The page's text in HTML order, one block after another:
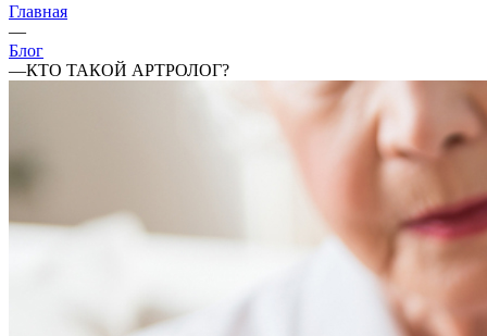
Главная
—
Блог
—КТО ТАКОЙ АРТРОЛОГ?